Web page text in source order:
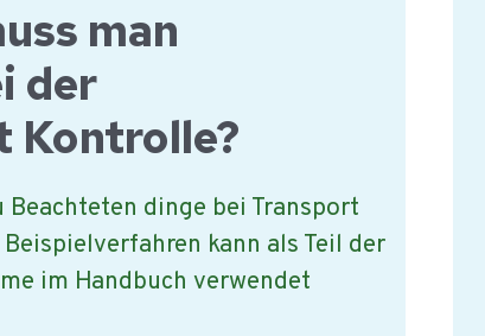
man
der
Kontrolle?
Beachteten dinge bei Transport
kann als Teil der
im Handbuch verwendet